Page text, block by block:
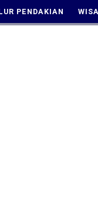
PENDAKIAN